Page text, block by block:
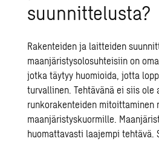
suunnittelusta?
Rakenteiden ja laitteiden
maanjäristysolosuhteisiin on
jotka täytyy huomioida, jotta
turvallinen. Tehtävänä ei siis ole
runkorakenteiden mitoittaminen
maanjäristyskuormille.
huomattavasti laajempi tehtävä.